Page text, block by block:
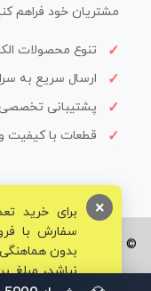
مشتریان خود فراهم
تنوع محصولات
ارسال سریع به
پشتیبانی تخصصی
قطعات با کیفیت
© تمامی حقوق برای
برای خرید
سفارش با
بدون
نباشد، مبلغ
×